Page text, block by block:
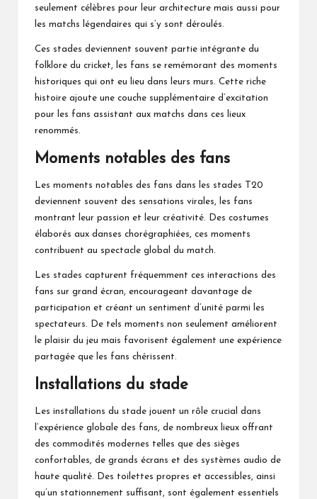
seulement célèbres pour leur architecture mais aussi pour
les matchs légendaires qui s’y sont déroulés.
Ces stades deviennent souvent partie intégrante du
folklore du cricket, les fans se remémorant des moments
historiques qui ont eu lieu dans leurs murs. Cette riche
histoire ajoute une couche supplémentaire d’excitation
pour les fans assistant aux matchs dans ces lieux
renommés.
Moments notables des fans
Les moments notables des fans dans les stades T20
deviennent souvent des sensations virales, les fans
montrant leur passion et leur créativité. Des costumes
élaborés aux danses chorégraphiées, ces moments
contribuent au spectacle global du match.
Les stades capturent fréquemment ces interactions des
fans sur grand écran, encourageant davantage de
participation et créant un sentiment d’unité parmi les
spectateurs. De tels moments non seulement améliorent
le plaisir du jeu mais favorisent également une expérience
partagée que les fans chérissent.
Installations du stade
Les installations du stade jouent un rôle crucial dans
l’expérience globale des fans, de nombreux lieux offrant
des commodités modernes telles que des sièges
confortables, de grands écrans et des systèmes audio de
haute qualité. Des toilettes propres et accessibles, ainsi
qu’un stationnement suffisant, sont également essentiels